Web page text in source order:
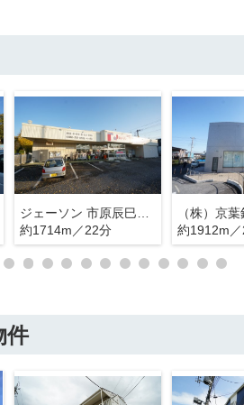
ジェーソン 市原辰巳台店
約1714m／22分
約1912m
件